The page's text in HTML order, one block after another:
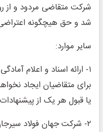
شرکت متقاضی مردود و از
شد و حق هیچگونه
سایر موارد:
۱- ارائه اسناد و اعلام
برای متقاضیان ایجاد
یا قبول هر یک از
۲- شرکت جهان فولاد